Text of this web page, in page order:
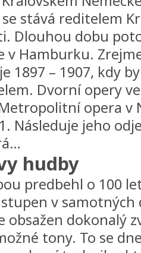
se stává reditelem
Dlouhou dobu
v Hamburku.
1897 – 1907, kdy
Dvorní opery
opera v
Následuje jeho
hudby
predbehl o 100
v samotných
obsažen dokonalý
tony. To se